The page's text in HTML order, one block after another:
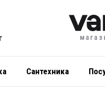
Сантехника